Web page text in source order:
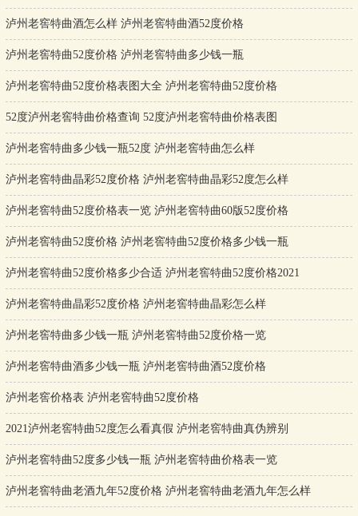
泸州老窖特曲酒怎么样 泸州老窖特曲酒52度价格
泸州老窖特曲52度价格 泸州老窖特曲多少钱一瓶
泸州老窖特曲52度价格表图大全 泸州老窖特曲52度价格
52度泸州老窖特曲价格查询 52度泸州老窖特曲价格表图
泸州老窖特曲多少钱一瓶52度 泸州老窖特曲怎么样
泸州老窖特曲晶彩52度价格 泸州老窖特曲晶彩52度怎么样
泸州老窖特曲52度价格表一览 泸州老窖特曲60版52度价格
泸州老窖特曲52度价格 泸州老窖特曲52度价格多少钱一瓶
泸州老窖特曲52度价格多少合适 泸州老窖特曲52度价格2021
泸州老窖特曲晶彩52度价格 泸州老窖特曲晶彩怎么样
泸州老窖特曲多少钱一瓶 泸州老窖特曲52度价格一览
泸州老窖特曲酒多少钱一瓶 泸州老窖特曲酒52度价格
泸州老窖价格表 泸州老窖特曲52度价格
2021泸州老窖特曲52度怎么看真假 泸州老窖特曲真伪辨别
泸州老窖特曲52度多少钱一瓶 泸州老窖特曲价格表一览
泸州老窖特曲老酒九年52度价格 泸州老窖特曲老酒九年怎么样